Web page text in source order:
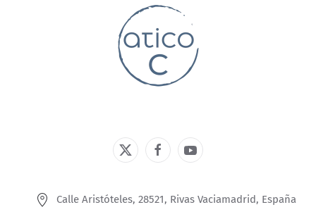
Calle Aristóteles, 28521, Rivas Vaciamadrid, España